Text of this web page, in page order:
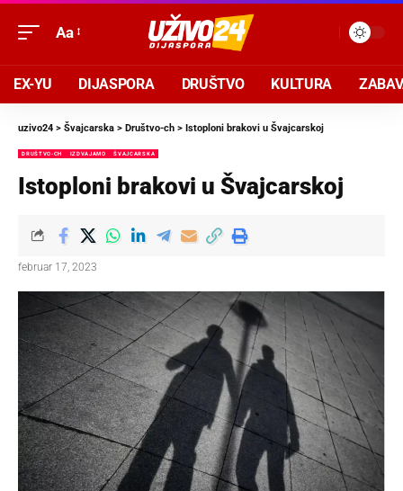
Aa
EX-YU DIJASPORA DRUŠTVO KULTURA
uzivo24 > Švajcarska > Društvo-ch > Istoploni brakovi u Švajcarskoj
DRUŠTVO-CH IZDVAJAMO ŠVAJCARSKA
Istoploni brakovi u Švajcarskoj
februar 17, 2023